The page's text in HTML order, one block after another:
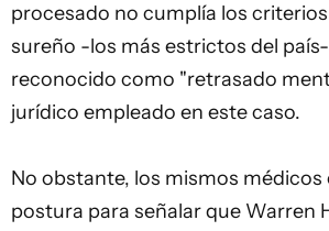
procesado no cumplía los
sureño -los más estrictos del
reconocido como "retrasado
jurídico empleado en este caso.
No obstante, los mismos
postura para señalar que Warren